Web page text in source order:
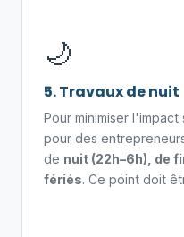
🌙
5. Travaux de nuit
Pour minimiser
pour des
de nuit (22h–6h), de
fériés. Ce point doit